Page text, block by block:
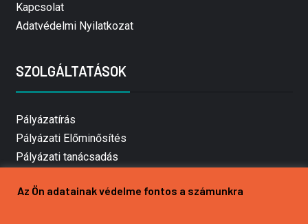
Kapcsolat
Adatvédelmi Nyilatkozat
SZOLGÁLTATÁSOK
Pályázatírás
Pályázati Előminősítés
Pályázati tanácsadás
Mezőgazdasági pályázatírás
Az Ön adatainak védelme fontos a számunkra